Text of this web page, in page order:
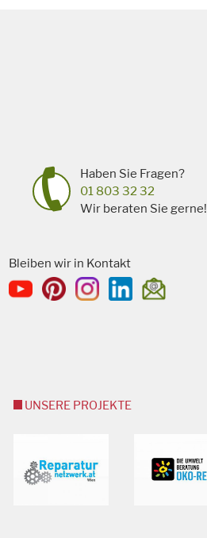
Haben Sie Fragen?
01 803 32 32
Wir beraten Sie gerne!
Bleiben wir in Kontakt
UNSERE PROJEKTE